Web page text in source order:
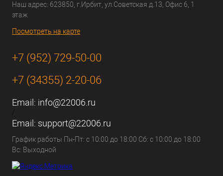
Наш адрес: 623850, г.Ирбит, ул.Советская д.13, Офис 6, 1
этаж
Посмотреть на карте
+7 (952) 729-50-00
+7 (34355) 2-20-06
Email: info@22006.ru
/
Email: support@22006.ru
График работы Пн-Пт: с 10:00 до 18:00 Сб: с 10:00 до 18:00
Вс: Выходной